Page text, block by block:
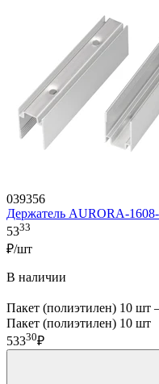
039356
Держатель AURORA-
5333
₽/шт
В наличии
Пакет (полиэтилен) 10 шт
Пакет (полиэтилен) 10 шт
53330₽